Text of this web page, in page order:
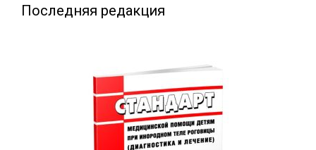
Последняя редакция